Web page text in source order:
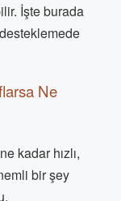
İşte burada
desteklemede
Ne
kadar hızlı,
bir şey